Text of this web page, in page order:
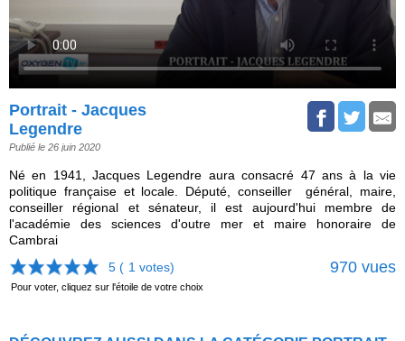
Portrait - Jacques
Legendre
Publié le 26 juin 2020
Né en 1941, Jacques Legendre aura consacré 47 ans à la vie
politique française et locale. Député, conseiller général, maire,
conseiller régional et sénateur, il est aujourd'hui membre de
l'académie des sciences d'outre mer et maire honoraire de
Cambrai
5 ( 1 votes) 970 vues
Pour voter, cliquez sur l'étoile de votre choix